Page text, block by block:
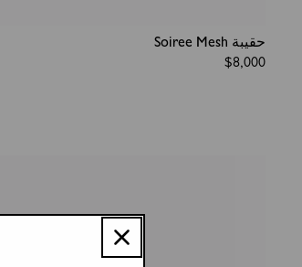
حقيبة Soiree Mesh
Regular
$8,000